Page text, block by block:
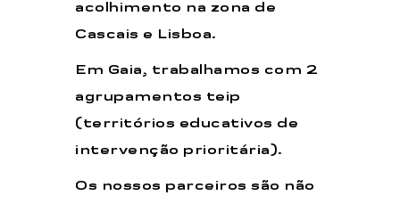
acolhimento na zona de
Cascais e Lisboa.
Em Gaia, trabalhamos com 2
agrupamentos teip
(territórios educativos de
intervenção prioritária).
Os nossos parceiros são não